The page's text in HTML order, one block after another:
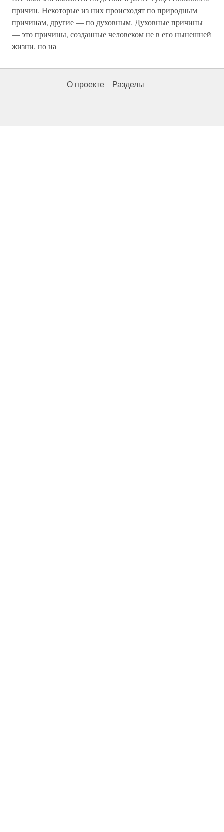
причин. Некоторые из них происходят по природным
причинам, другие — по духовным. Духовные причины
— это причины, созданные человеком не в его нынешней
жизни, но на
О проекте Разделы